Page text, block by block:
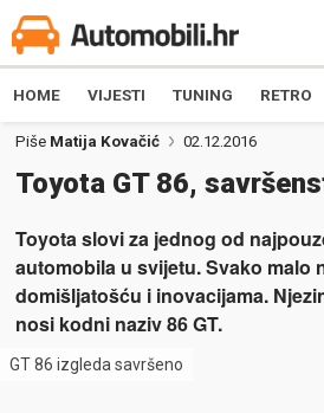
HOME VIJESTI TUNING RETRO
Piše Matija Kovačić 02.12.2016
Toyota GT 86,
Toyota slovi za jednog od
automobila u svijetu. Svako malo
domišljatošću i inovacijama.
nosi kodni naziv 86 GT.
GT 86 izgleda savršeno